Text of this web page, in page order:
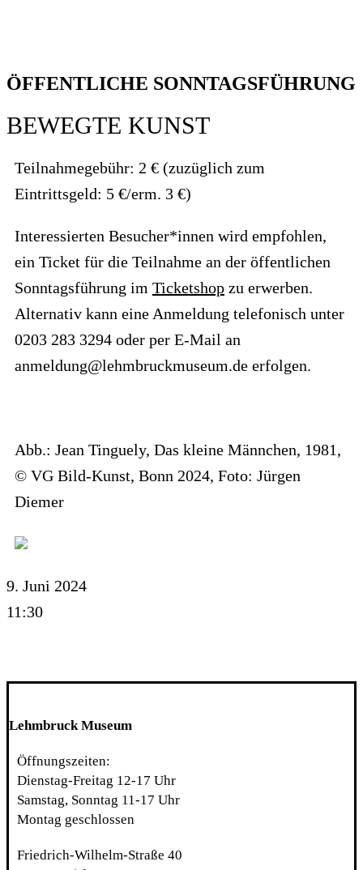
ÖFFENTLICHE SONNTAGSFÜHRUNG
BEWEGTE KUNST
Teilnahmegebühr: 2 € (zuzüglich zum
Eintrittsgeld: 5 €/erm. 3 €)
Interessierten Besucher*innen wird empfohlen,
ein Ticket für die Teilnahme an der öffentlichen
Sonntagsführung im Ticketshop zu erwerben.
Alternativ kann eine Anmeldung telefonisch unter
0203 283 3294 oder per E-Mail an
anmeldung@lehmbruckmuseum.de erfolgen.
Abb.: Jean Tinguely, Das kleine Männchen, 1981,
© VG Bild-Kunst, Bonn 2024, Foto: Jürgen
Diemer
9. Juni 2024
11:30
Lehmbruck Museum
Öffnungszeiten:
Dienstag-Freitag 12-17 Uhr
Samstag, Sonntag 11-17 Uhr
Montag geschlossen
Friedrich-Wilhelm-Straße 40